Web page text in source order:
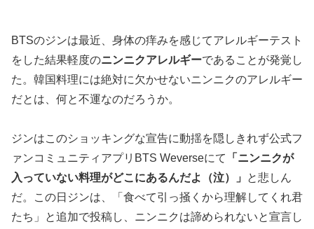
BTSのジンは最近、身体の痒みを感じてアレルギーテスト
をした結果軽度のニンニクアレルギーであることが発覚し
た。韓国料理には絶対に欠かせないニンニクのアレルギー
だとは、何と不運なのだろうか。
ジンはこのショッキングな宣告に動揺を隠しきれず公式フ
ァンコミュニティアプリBTS Weverseにて
「ニンニクが
入っていない料理がどこにあるんだよ（泣）」
と悲しん
だ。この日ジンは、「食べて引っ掻くから理解してくれ君
たち」と追加で投稿し、ニンニクは諦められないと宣言し